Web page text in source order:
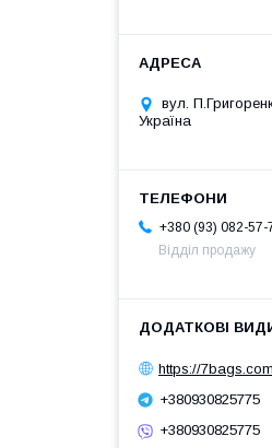
вул.
Україна
+380 (93) 082-57-
Відділ продажу
https://
+380930825775
+380930825775